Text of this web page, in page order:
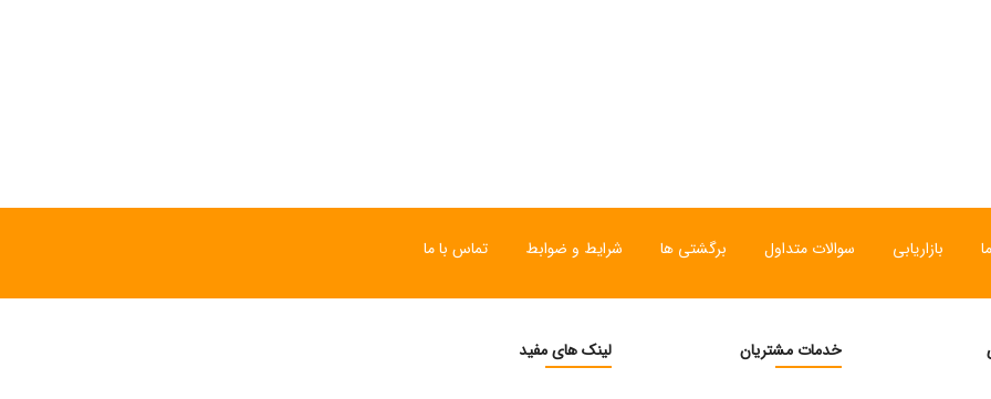
بازاریابی سوالات متداول برگشتی ها شرایط و ضوابط تماس با ما
خدمات مشتریان لینک های مفید